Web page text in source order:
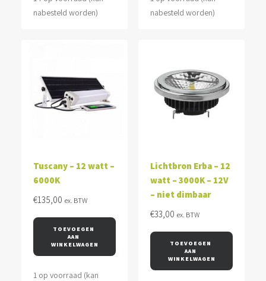
nabesteld worden)
nabesteld worden)
Tuscany – 12 watt –
6000K
€135,00 ex. BTW
TOEVOEGEN
AAN
WINKELWAGEN
1 op voorraad (kan
Lichtbron Erba – 12
watt – 3000K – 12V
– niet dimbaar
€33,00 ex. BTW
TOEVOEGEN
AAN
WINKELWAGEN